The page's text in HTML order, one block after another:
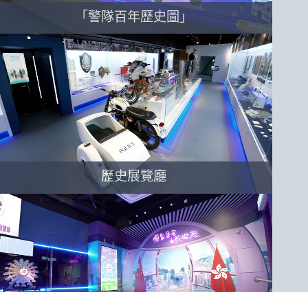
「警隊百年歷史圖」
歷史展覽廳